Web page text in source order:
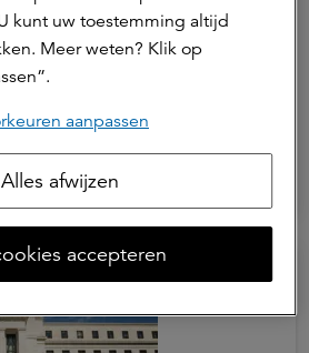
zowel aandelen- als
Over het eerste halfjaar
beleggers in Aziatische
kunt uw toestemming altijd
Meer weten? Klik op
aanpassen
Alles afwijzen
accepteren